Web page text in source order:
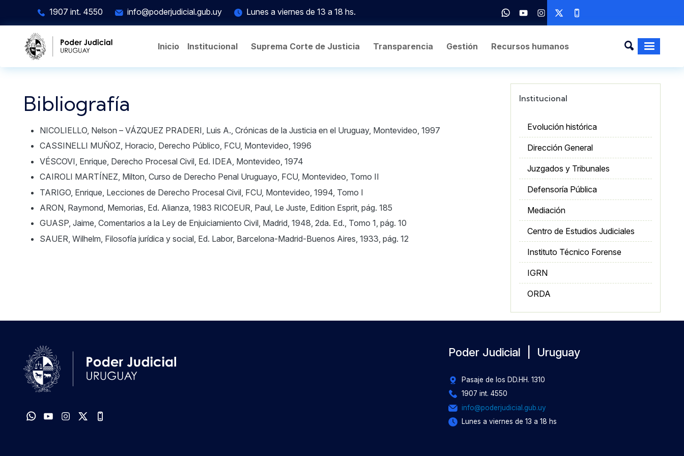
1907 int. 4550 info@poderjudicial.gub.uy Lunes a viernes de 13 a 18 hs.
Inicio Institucional Suprema Corte de Justicia Transparencia Gestión Recursos humanos
Bibliografía
NICOLIELLO, Nelson – VÁZQUEZ PRADERI, Luis A., Crónicas de la Justicia en el Uruguay, Montevideo, 1997
CASSINELLI MUÑOZ, Horacio, Derecho Público, FCU, Montevideo, 1996
VÉSCOVI, Enrique, Derecho Procesal Civil, Ed. IDEA, Montevideo, 1974
CAIROLI MARTÍNEZ, Milton, Curso de Derecho Penal Uruguayo, FCU, Montevideo, Tomo II
TARIGO, Enrique, Lecciones de Derecho Procesal Civil, FCU, Montevideo, 1994, Tomo I
ARON, Raymond, Memorias, Ed. Alianza, 1983 RICOEUR, Paul, Le Juste, Edition Esprit, pág. 185
GUASP, Jaime, Comentarios a la Ley de Enjuiciamiento Civil, Madrid, 1948, 2da. Ed., Tomo 1, pág. 10
SAUER, Wilhelm, Filosofía jurídica y social, Ed. Labor, Barcelona-Madrid-Buenos Aires, 1933, pág. 12
Institucional
Evolución histórica
Dirección General
Juzgados y Tribunales
Defensoría Pública
Mediación
Centro de Estudios Judiciales
Instituto Técnico Forense
IGRN
ORDA
Poder Judicial | Uruguay
Pasaje de los DD.HH. 1310
1907 int. 4550
info@poderjudicial.gub.uy
Lunes a viernes de 13 a 18 hs